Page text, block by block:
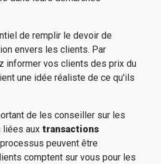
de remplir le devoir de
envers les clients. Par
informer vos clients des prix du
une idée réaliste de ce qu'ils
de les conseiller sur les
liées aux transactions
peuvent être
comptent sur vous pour les